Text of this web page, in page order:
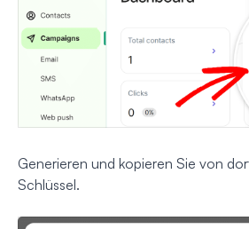
Generieren und kopieren Sie von
Schlüssel.